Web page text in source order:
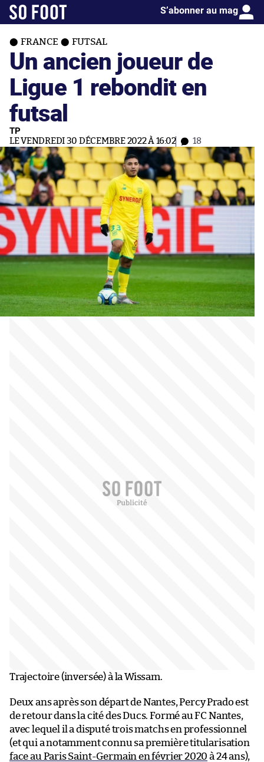
S’abonner au mag
FRANCE FUTSAL
Un ancien joueur de
Ligue 1 rebondit en
futsal
TP
LE VENDREDI 30 DÉCEMBRE 2022 À 16:02 18
Trajectoire (inversée) à la Wissam.
Deux ans après son départ de Nantes, Percy Prado est
de retour dans la cité des Ducs. Formé au FC Nantes,
avec lequel il a disputé trois matchs en professionnel
(et qui a notamment connu sa première titularisation
face au Paris Saint-Germain en février 2020 à 24 ans),